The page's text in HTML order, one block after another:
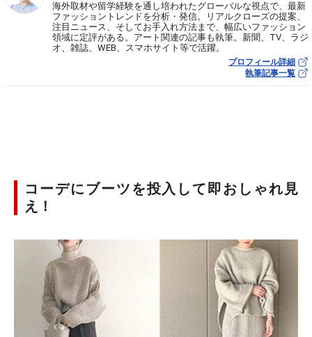
海外取材や留学経験を通し培われたグローバルな視点で、最新
ファッショントレンドを分析・発信。リアルクローズの提案、
注目ニュース、そしてお手入れ方法まで、幅広いファッション
領域に定評がある。アート関連の記事も執筆。新聞、TV、ラジ
オ、雑誌、WEB、スマホサイト等で活躍。
プロフィール詳細
執筆記事一覧
コーデにブーツを投入して即おしゃれ見
え！